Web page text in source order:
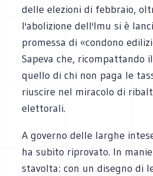
delle elezioni di febbraio,
l'abolizione dell'Imu si è
promessa di «condono
Sapeva che, ricompattando
quello di chi non paga le
riuscire nel miracolo di
elettorali.
A governo delle larghe
ha subito riprovato. In
stavolta: con un disegno di